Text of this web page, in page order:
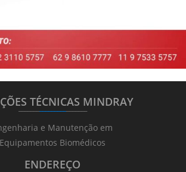
TÉCNICAS MINDRAY
_______________________
e Manutenção em
Equipamentos Biomédicos
ENDEREÇO